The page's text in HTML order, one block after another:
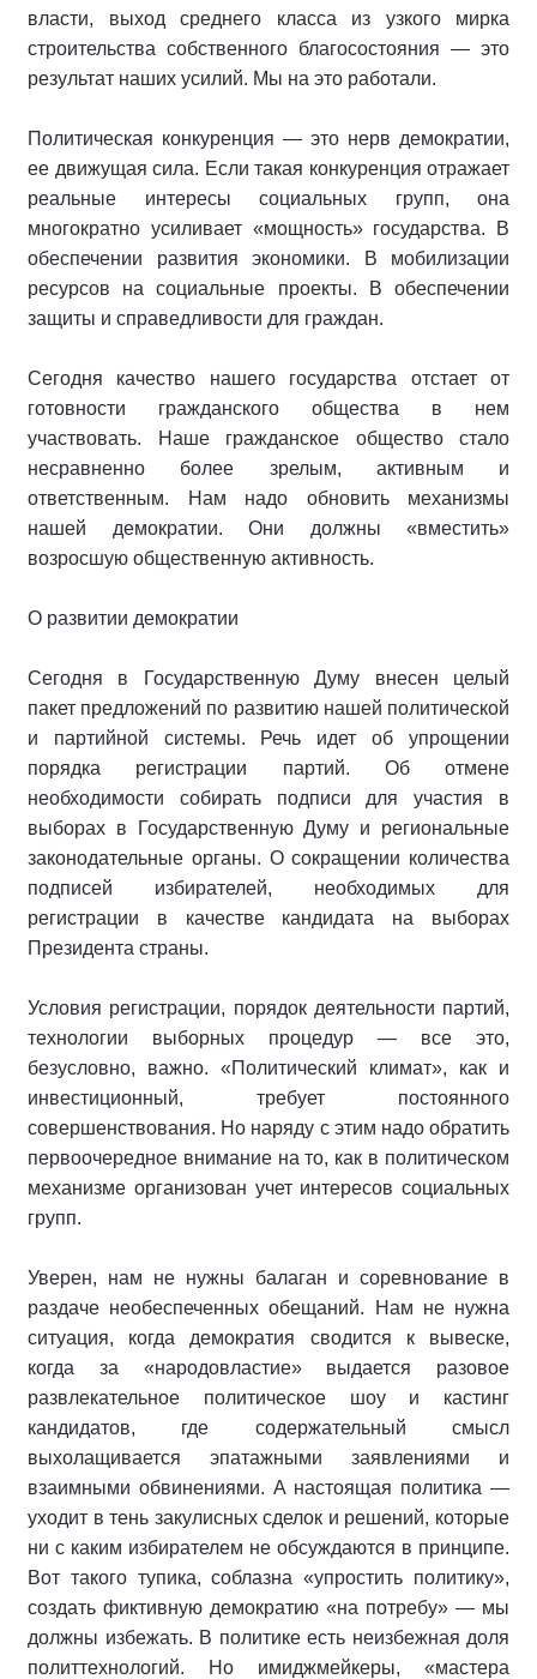
власти, выход среднего класса из узкого мирка
строительства собственного благосостояния — это
результат наших усилий. Мы на это работали.
Политическая конкуренция — это нерв демократии,
ее движущая сила. Если такая конкуренция отражает
реальные интересы социальных групп, она
многократно усиливает «мощность» государства. В
обеспечении развития экономики. В мобилизации
ресурсов на социальные проекты. В обеспечении
защиты и справедливости для граждан.
Сегодня качество нашего государства отстает от
готовности гражданского общества в нем
участвовать. Наше гражданское общество стало
несравненно более зрелым, активным и
ответственным. Нам надо обновить механизмы
нашей демократии. Они должны «вместить»
возросшую общественную активность.
О развитии демократии
Сегодня в Государственную Думу внесен целый
пакет предложений по развитию нашей политической
и партийной системы. Речь идет об упрощении
порядка регистрации партий. Об отмене
необходимости собирать подписи для участия в
выборах в Государственную Думу и региональные
законодательные органы. О сокращении количества
подписей избирателей, необходимых для
регистрации в качестве кандидата на выборах
Президента страны.
Условия регистрации, порядок деятельности партий,
технологии выборных процедур — все это,
безусловно, важно. «Политический климат», как и
инвестиционный, требует постоянного
совершенствования. Но наряду с этим надо обратить
первоочередное внимание на то, как в политическом
механизме организован учет интересов социальных
групп.
Уверен, нам не нужны балаган и соревнование в
раздаче необеспеченных обещаний. Нам не нужна
ситуация, когда демократия сводится к вывеске,
когда за «народовластие» выдается разовое
развлекательное политическое шоу и кастинг
кандидатов, где содержательный смысл
выхолащивается эпатажными заявлениями и
взаимными обвинениями. А настоящая политика —
уходит в тень закулисных сделок и решений, которые
ни с каким избирателем не обсуждаются в принципе.
Вот такого тупика, соблазна «упростить политику»,
создать фиктивную демократию «на потребу» — мы
должны избежать. В политике есть неизбежная доля
политтехнологий. Но имиджмейкеры, «мастера